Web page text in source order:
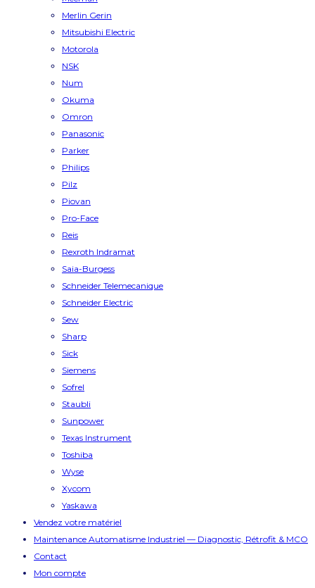
Merlin Gerin
Mitsubishi Electric
Motorola
NSK
Num
Okuma
Omron
Panasonic
Parker
Philips
Pilz
Piovan
Pro-Face
Reis
Rexroth Indramat
Saia-Burgess
Schneider Telemecanique
Schneider Electric
Sew
Sharp
Sick
Siemens
Sofrel
Staubli
Sunpower
Texas Instrument
Toshiba
Wyse
Xycom
Yaskawa
Vendez votre matériel
Maintenance Automatisme Industriel — Diagnostic, Rétrofit & MCO
Contact
Mon compte